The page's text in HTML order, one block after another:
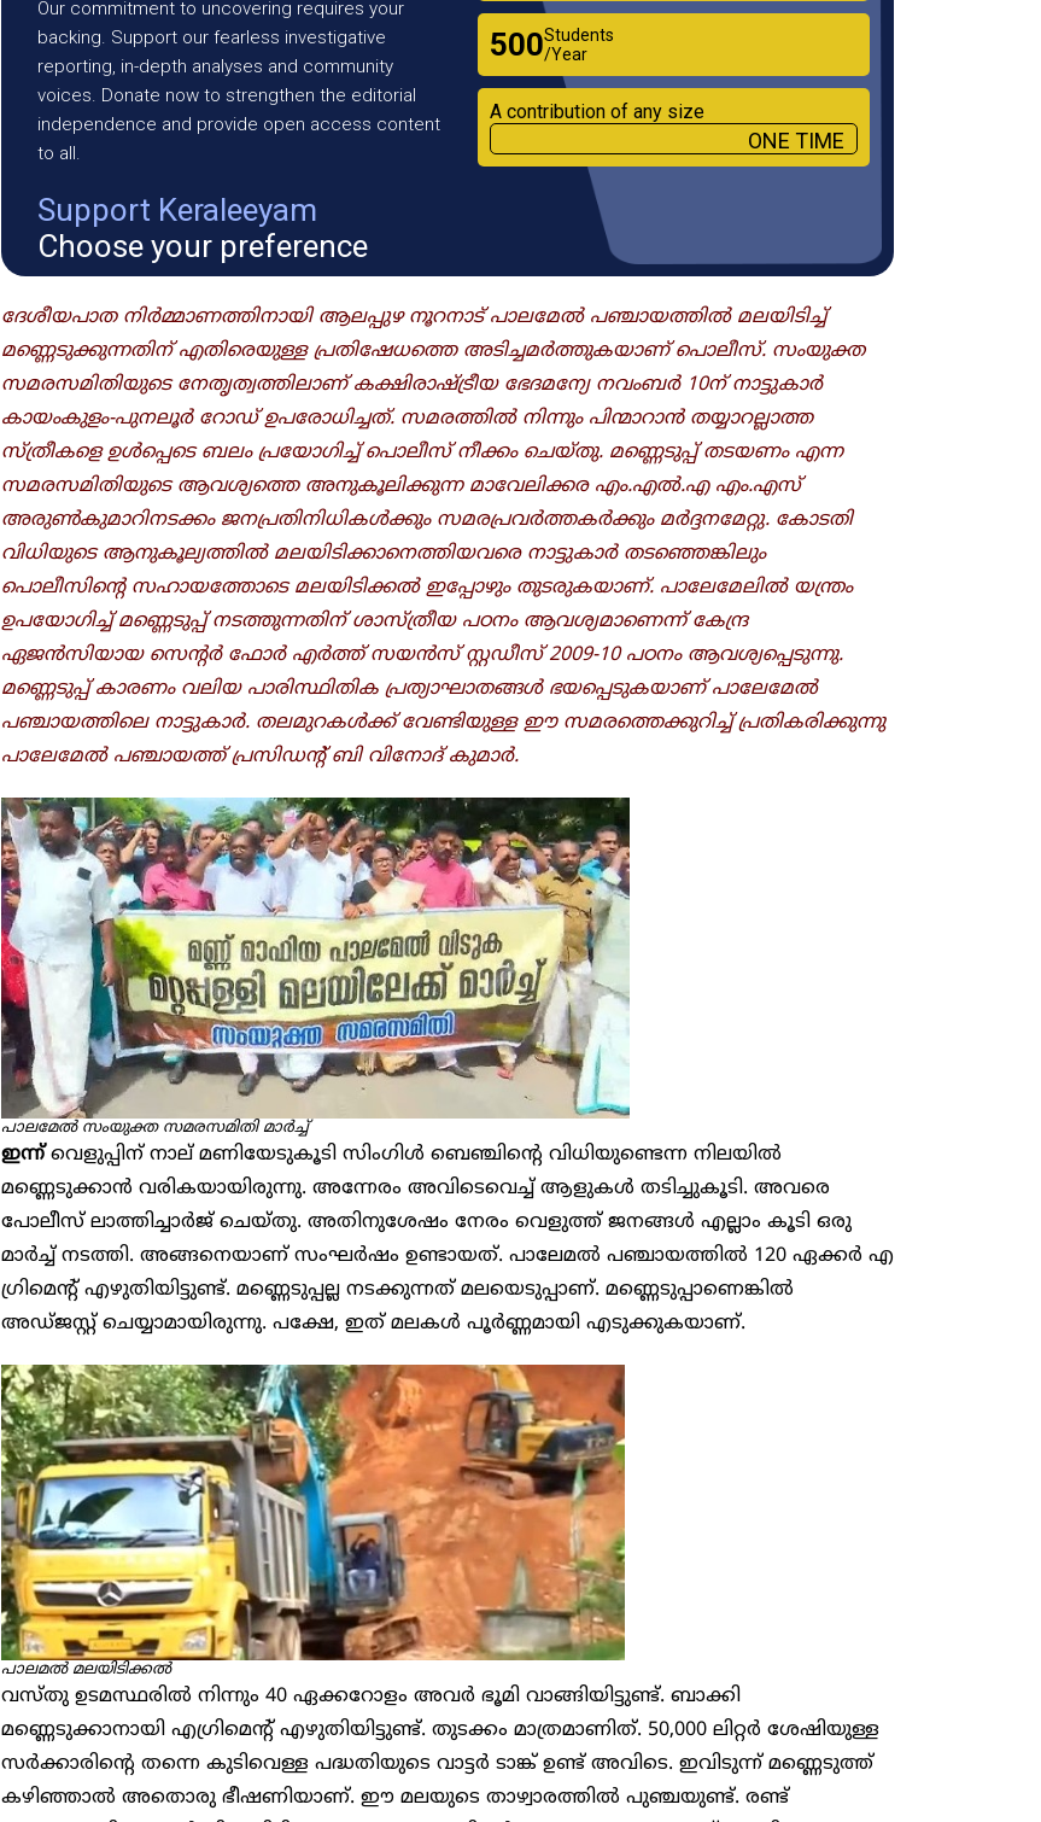
Our commitment to uncovering requires your
backing. Support our fearless investigative
reporting, in-depth analyses and community
voices. Donate now to strengthen the editorial
independence and provide open access content
to all.
Support Keraleeyam
Choose your preference
₹500Students
/Year
A contribution of any size
ONE TIME
ദേശീയപാത നിർമ്മാണത്തിനായി ആലപ്പുഴ നൂറനാട് പാലമേൽ പഞ്ചായത്തിൽ മലയിടിച്ച്
മണ്ണെടുക്കുന്നതിന് എതിരെയുള്ള പ്രതിഷേധത്തെ അടിച്ചമർത്തുകയാണ് പൊലീസ്. സംയുക്ത
സമരസമിതിയുടെ നേതൃത്വത്തിലാണ് കക്ഷിരാഷ്ട്രീയ ഭേ​ദമന്യേ നവംബർ 10ന് നാട്ടുകാർ
കായംകുളം-പുനലൂർ റോഡ് ഉപരോധിച്ചത്. സമരത്തിൽ നിന്നും പിന്മാറാൻ തയ്യാറല്ലാത്ത
സ്ത്രീകളെ ഉൾപ്പെടെ ബലം പ്രയോ​ഗിച്ച് പൊലീസ് നീക്കം ചെയ്തു. മണ്ണെടുപ്പ് തടയണം എന്ന
സമരസമിതിയുടെ ആവശ്യത്തെ അനുകൂലിക്കുന്ന മാവേലിക്കര എം.എൽ.എ എം.എസ്
അരുൺകുമാറിനടക്കം ജനപ്രതിനിധികൾക്കും സമരപ്രവർത്തകർക്കും മർദ്ദനമേറ്റു. കോടതി
വിധിയുടെ ആനുകൂല്യത്തിൽ മലയിടിക്കാനെത്തിയവരെ നാട്ടുകാർ തടഞ്ഞെങ്കിലും
പൊലീസിന്റെ സഹായത്തോടെ മലയിടിക്കൽ ഇപ്പോഴും തുടരുകയാണ്. പാലേമേലിൽ യന്ത്രം
ഉപയോ​ഗിച്ച് മണ്ണെടുപ്പ് നടത്തുന്നതിന് ശാസ്ത്രീയ പഠനം ആവശ്യമാണെന്ന് കേന്ദ്ര
ഏജൻസിയായ സെന്റർ ഫോർ എർത്ത് സയൻസ് സ്റ്റഡീസ് 2009-10 പഠനം ആവശ്യപ്പെടുന്നു.
മണ്ണെടുപ്പ് കാരണം വലിയ പാരിസ്ഥിതിക പ്രത്യാഘാതങ്ങൾ ഭയപ്പെടുകയാണ് പാലേമേൽ
പഞ്ചായത്തിലെ നാട്ടുകാർ. തലമുറകൾക്ക് വേണ്ടിയുള്ള ഈ സമരത്തെക്കുറിച്ച് പ്രതികരിക്കുന്നു
പാലേമേൽ പഞ്ചായത്ത് പ്രസിഡന്റ് ബി വിനോദ് കുമാർ.
പാലമേൽ സംയുക്ത സമരസമിതി മാർച്ച്
ഇന്ന്വെളുപ്പിന് നാല് മണിയേടുകൂടി സിം​ഗിൾ ബെഞ്ചിന്റെ വിധിയുണ്ടെന്ന നിലയിൽ
മണ്ണെടുക്കാൻ വരികയായിരുന്നു. അന്നേരം അവിടെവെച്ച് ആളുകൾ തടിച്ചുകൂടി. അവരെ
പോലീസ് ലാത്തിച്ചാ‍ർജ് ചെയ്തു. അതിനുശേഷം നേരം വെളുത്ത് ജനങ്ങൾ എല്ലാം കൂടി ഒരു
മാർച്ച് നടത്തി. അങ്ങനെയാണ് സംഘർഷം ഉണ്ടായത്. പാലേമൽ പഞ്ചായത്തിൽ 120 ഏക്ക‍ർ എ​
ഗ്രിമെന്റ് എഴുതിയിട്ടുണ്ട്. മണ്ണെടുപ്പല്ല നടക്കുന്നത് മലയെടുപ്പാണ്. മണ്ണെടുപ്പാണെങ്കിൽ
അഡ്ജസ്റ്റ് ചെയ്യാമായിരുന്നു. പക്ഷേ, ഇത് മലകൾ പൂർണ്ണമായി എടുക്കുകയാണ്.
പാലമൽ മലയിടിക്കൽ
വസ്തു ഉടമസ്ഥരിൽ നിന്നും 40 ഏക്കറോളം അവർ ഭൂമി വാങ്ങിയിട്ടുണ്ട്. ബാക്കി
മണ്ണെടുക്കാനായി എ​ഗ്രിമെന്റ് എഴുതിയിട്ടുണ്ട്. തുടക്കം മാത്രമാണിത്. 50,000 ലിറ്റർ ശേഷിയുള്ള ​
സർക്കാരിന്റെ തന്നെ കുടിവെള്ള പദ്ധതിയുടെ വാട്ടർ ടാങ്ക് ഉണ്ട് അവിടെ. ഇവിടുന്ന് മണ്ണെടുത്ത്
കഴിഞ്ഞാൽ അതൊരു ഭീഷണിയാണ്. ഈ മലയുടെ താഴ്വാരത്തിൽ പുഞ്ചയുണ്ട്. രണ്ട്